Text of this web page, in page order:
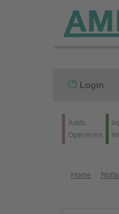
Login
Amb.
Operieren
Home